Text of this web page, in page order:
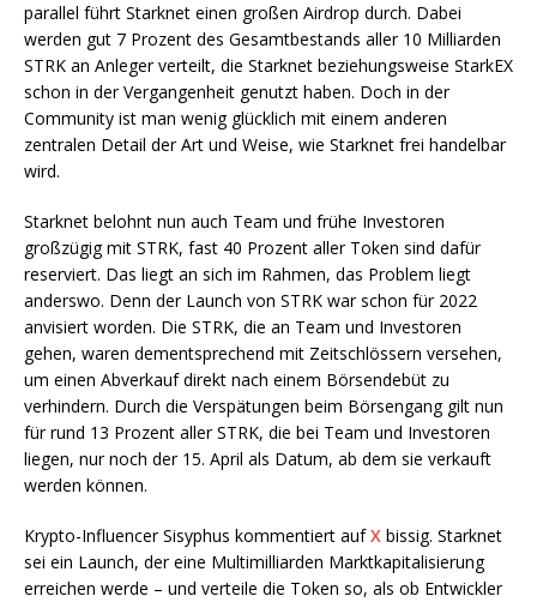
parallel führt Starknet einen großen Airdrop durch. Dabei
werden gut 7 Prozent des Gesamtbestands aller 10 Milliarden
STRK an Anleger verteilt, die Starknet beziehungsweise StarkEX
schon in der Vergangenheit genutzt haben. Doch in der
Community ist man wenig glücklich mit einem anderen
zentralen Detail der Art und Weise, wie Starknet frei handelbar
wird.
Starknet belohnt nun auch Team und frühe Investoren
großzügig mit STRK, fast 40 Prozent aller Token sind dafür
reserviert. Das liegt an sich im Rahmen, das Problem liegt
anderswo. Denn der Launch von STRK war schon für 2022
anvisiert worden. Die STRK, die an Team und Investoren
gehen, waren dementsprechend mit Zeitschlössern versehen,
um einen Abverkauf direkt nach einem Börsendebüt zu
verhindern. Durch die Verspätungen beim Börsengang gilt nun
für rund 13 Prozent aller STRK, die bei Team und Investoren
liegen, nur noch der 15. April als Datum, ab dem sie verkauft
werden können.
Krypto-Influencer Sisyphus kommentiert aufX bissig. Starknet
sei ein Launch, der eine Multimilliarden Marktkapitalisierung
erreichen werde – und verteile die Token so, als ob Entwickler